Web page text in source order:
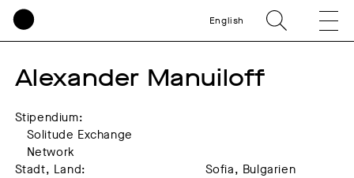
English
Alexander Manuiloff
Stipendium:
Solitude Exchange
Network
Stadt, Land:
Sofia, Bulgarien